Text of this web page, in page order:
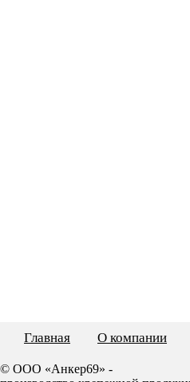
Главная О компании
© ООО «Анкер69» -